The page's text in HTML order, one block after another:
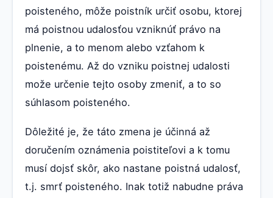
poisteného, môže poistník určiť osobu, ktorej
má poistnou udalosťou vzniknúť právo na
plnenie, a to menom alebo vzťahom k
poistenému. Až do vzniku poistnej udalosti
može určenie tejto osoby zmeniť, a to so
súhlasom poisteného.
Dôležité je, že táto zmena je účinná až
doručením oznámenia poistiteľovi a k tomu
musí dojsť skôr, ako nastane poistná udalosť,
t.j. smrť poisteného. Inak totiž nabudne práva